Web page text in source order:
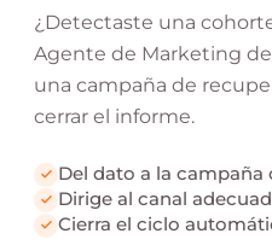
¿Detectaste una
Agente de Marketing
una campaña de
cerrar el informe.
Del dato a la
Dirige al canal
Cierra el ciclo